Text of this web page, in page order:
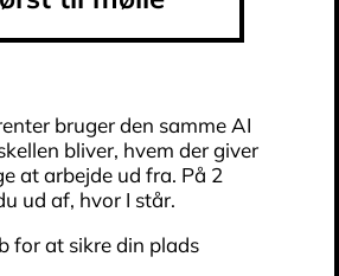
bruger den samme AI
bliver, hvem der giver
at arbejde ud fra. På 2
ud af, hvor I står.
for at sikre din plads